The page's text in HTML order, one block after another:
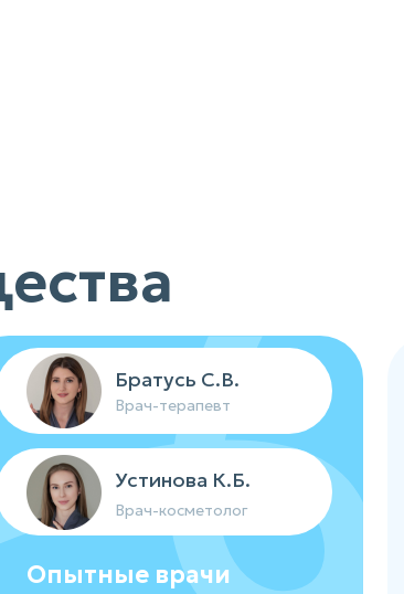
Опытные врачи
Устинова К.Б.
Врач-косметолог
Братусь С.В.
Врач-терапевт